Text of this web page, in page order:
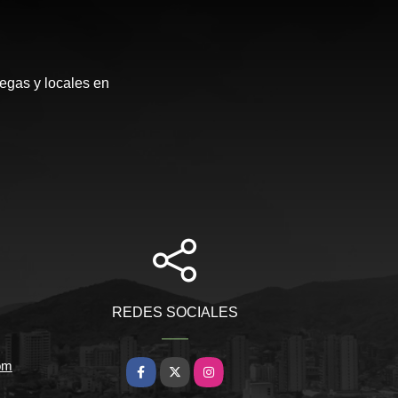
y locales en
REDES SOCIALES
Facebook
X Instagram